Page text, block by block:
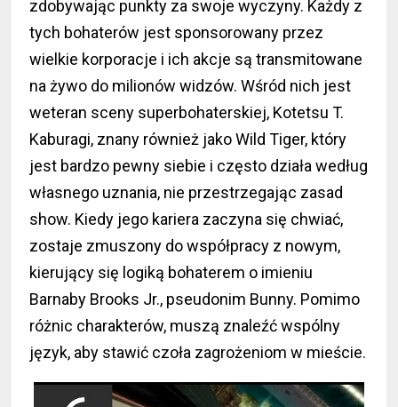
zdobywając punkty za swoje wyczyny. Każdy z
tych bohaterów jest sponsorowany przez
wielkie korporacje i ich akcje są transmitowane
na żywo do milionów widzów. Wśród nich jest
weteran sceny superbohaterskiej, Kotetsu T.
Kaburagi, znany również jako Wild Tiger, który
jest bardzo pewny siebie i często działa według
własnego uznania, nie przestrzegając zasad
show. Kiedy jego kariera zaczyna się chwiać,
zostaje zmuszony do współpracy z nowym,
kierujący się logiką bohaterem o imieniu
Barnaby Brooks Jr., pseudonim Bunny. Pomimo
różnic charakterów, muszą znaleźć wspólny
język, aby stawić czoła zagrożeniom w mieście.